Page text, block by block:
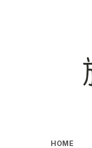
HOME